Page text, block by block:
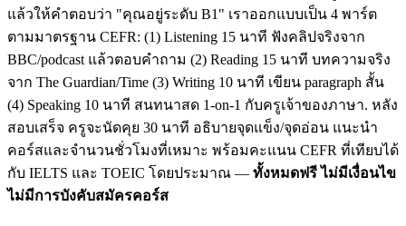
แล้วให้คำตอบว่า "คุณอยู่ระดับ B1" เราออกแบบเป็น 4 พาร์ต
ตามมาตรฐาน CEFR: (1) Listening 15 นาที ฟังคลิปจริงจาก
BBC/podcast แล้วตอบคำถาม (2) Reading 15 นาที บทความจริง
จาก The Guardian/Time (3) Writing 10 นาที เขียน paragraph สั้น
(4) Speaking 10 นาที สนทนาสด 1-on-1 กับครูเจ้าของภาษา. หลัง
สอบเสร็จ ครูจะนัดคุย 30 นาที อธิบายจุดแข็ง/จุดอ่อน แนะนำ
คอร์สและจำนวนชั่วโมงที่เหมาะ พร้อมคะแนน CEFR ที่เทียบได้
กับ IELTS และ TOEIC โดยประมาณ — ทั้งหมดฟรี ไม่มีเงื่อนไข
ไม่มีการบังคับสมัครคอร์ส